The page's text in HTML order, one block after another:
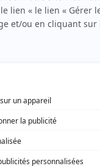
qu’on surnomme parfois
On peut l’entendre